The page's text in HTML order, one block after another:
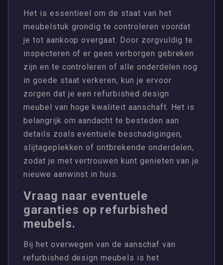
Het is essentieel om de staat van het
meubelstuk grondig te controleren voordat
je tot aankoop overgaat. Door zorgvuldig te
inspecteren of er geen verborgen gebreken
zijn en te controleren of alle onderdelen nog
in goede staat verkeren, kun je ervoor
zorgen dat je een refurbished design
meubel van hoge kwaliteit aanschaft. Het is
belangrijk om aandacht te besteden aan
details zoals eventuele beschadigingen,
slijtageplekken of ontbrekende onderdelen,
zodat je met vertrouwen kunt genieten van je
nieuwe aanwinst in huis.
Vraag naar eventuele
garanties op refurbished
meubels.
Bij het overwegen van de aanschaf van
refurbished design meubels is het